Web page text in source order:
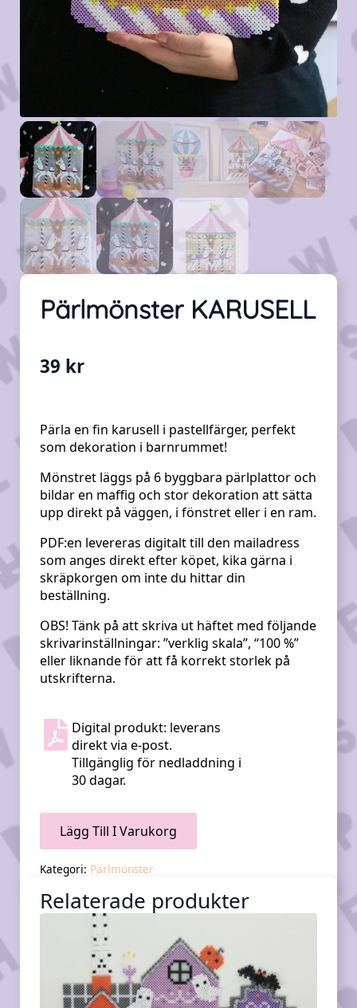
Pärlmönster KARUSELL
39 kr
Pärla en fin karusell i pastellfärger, perfekt
som dekoration i barnrummet!
Mönstret läggs på 6 byggbara pärlplattor och
bildar en maffig och stor dekoration att sätta
upp direkt på väggen, i fönstret eller i en ram.
PDF:en levereras digitalt till den mailadress
som anges direkt efter köpet, kika gärna i
skräpkorgen om inte du hittar din
beställning.
OBS! Tänk på att skriva ut häftet med följande
skrivarinställningar: ”verklig skala”, “100 %”
eller liknande för att få korrekt storlek på
utskrifterna.
Digital produkt: leverans
direkt via e-post.
Tillgänglig för nedladdning i
30 dagar.
Lägg Till I Varukorg
Kategori: Pärlmönster
Relaterade produkter